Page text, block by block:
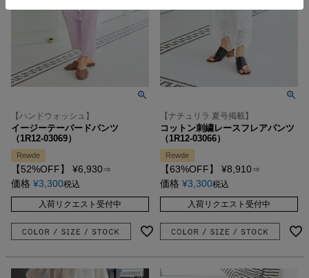
【ハンドウォッシュ】
イージーテーパードパンツ
（1R12-03069）
Rewde
【52%OFF】 ¥6,930⇒
価格 ¥3,300税込
入荷リクエスト受付中
【ナチュリラ 夏号掲載】
コットン刺繍レースフレアパンツ
（1R12-03066）
Rewde
【63%OFF】 ¥8,910⇒
価格 ¥3,300税込
入荷リクエスト受付中